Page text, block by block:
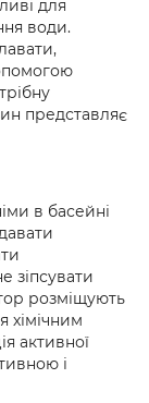
для
води.
представляє
в басейні
зіпсувати
розміщують
хімічним
активної
і